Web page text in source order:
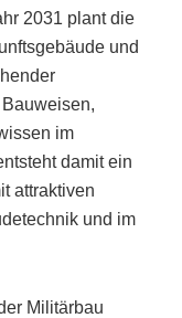
2031 plant die
und
im
damit ein
attraktiven
und im
Militärbau